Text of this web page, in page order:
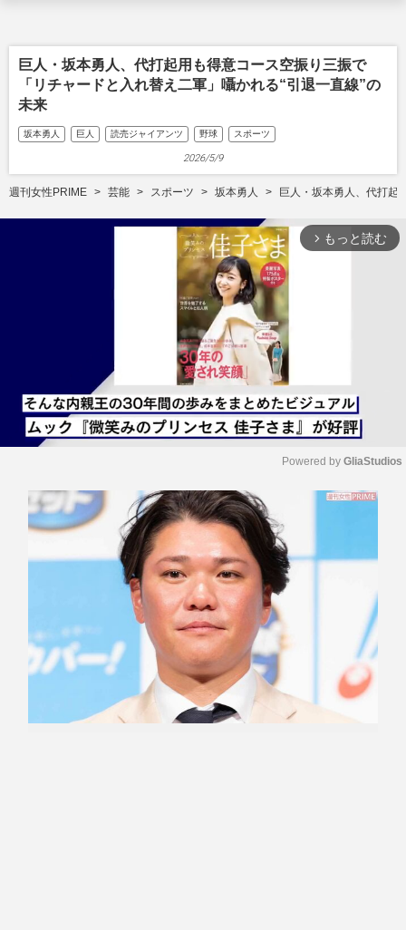
巨人・坂本勇人、代打起用も得意コース空振り三振で
「リチャードと入れ替え二軍」囁かれる“引退一直線”の
未来
坂本勇人 巨人 読売ジャイアンツ 野球 スポーツ
2026/5/9
週刊女性PRIME 芸能 スポーツ 坂本勇人 巨人・坂本勇人、代打起
arrow_forward_ios もっと読む
M
Powered by GliaStudios